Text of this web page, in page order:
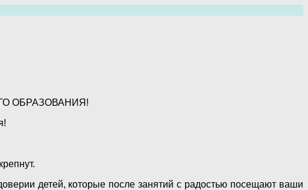
ОБРАЗОВАНИЯ!
детей, которые после занятий с радостью посещают ваши